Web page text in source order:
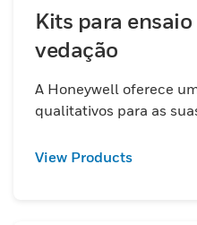
Kits para
vedação
A Honeywell oferece
qualitativos para as
View Products